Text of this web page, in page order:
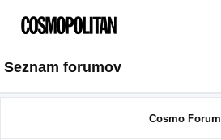
Seznam forumov
Cosmo Forum